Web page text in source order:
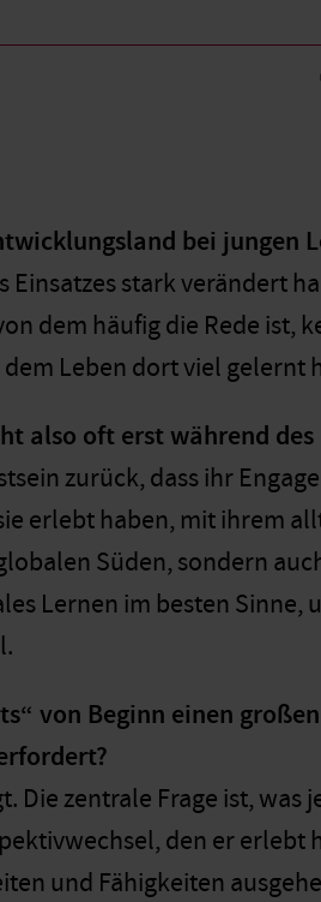
bei jungen
stark verändert
dem häufig die Rede ist,
Leben dort viel gelernt
also oft erst während des
zurück, dass ihr
erlebt haben, mit ihrem
Süden, sondern
Lernen im besten Sinne,
von Beginn einen
Die zentrale Frage ist, was
den er erlebt
und Fähigkeiten